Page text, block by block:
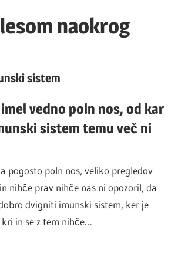
naokrog
sistem
vedno poln nos, od kar
sistem temu več ni
pogosto poln nos, veliko pregledov
nihče prav nihče nas ni opozoril, da
dvigniti imunski sistem, ker je
in se z tem nihče…